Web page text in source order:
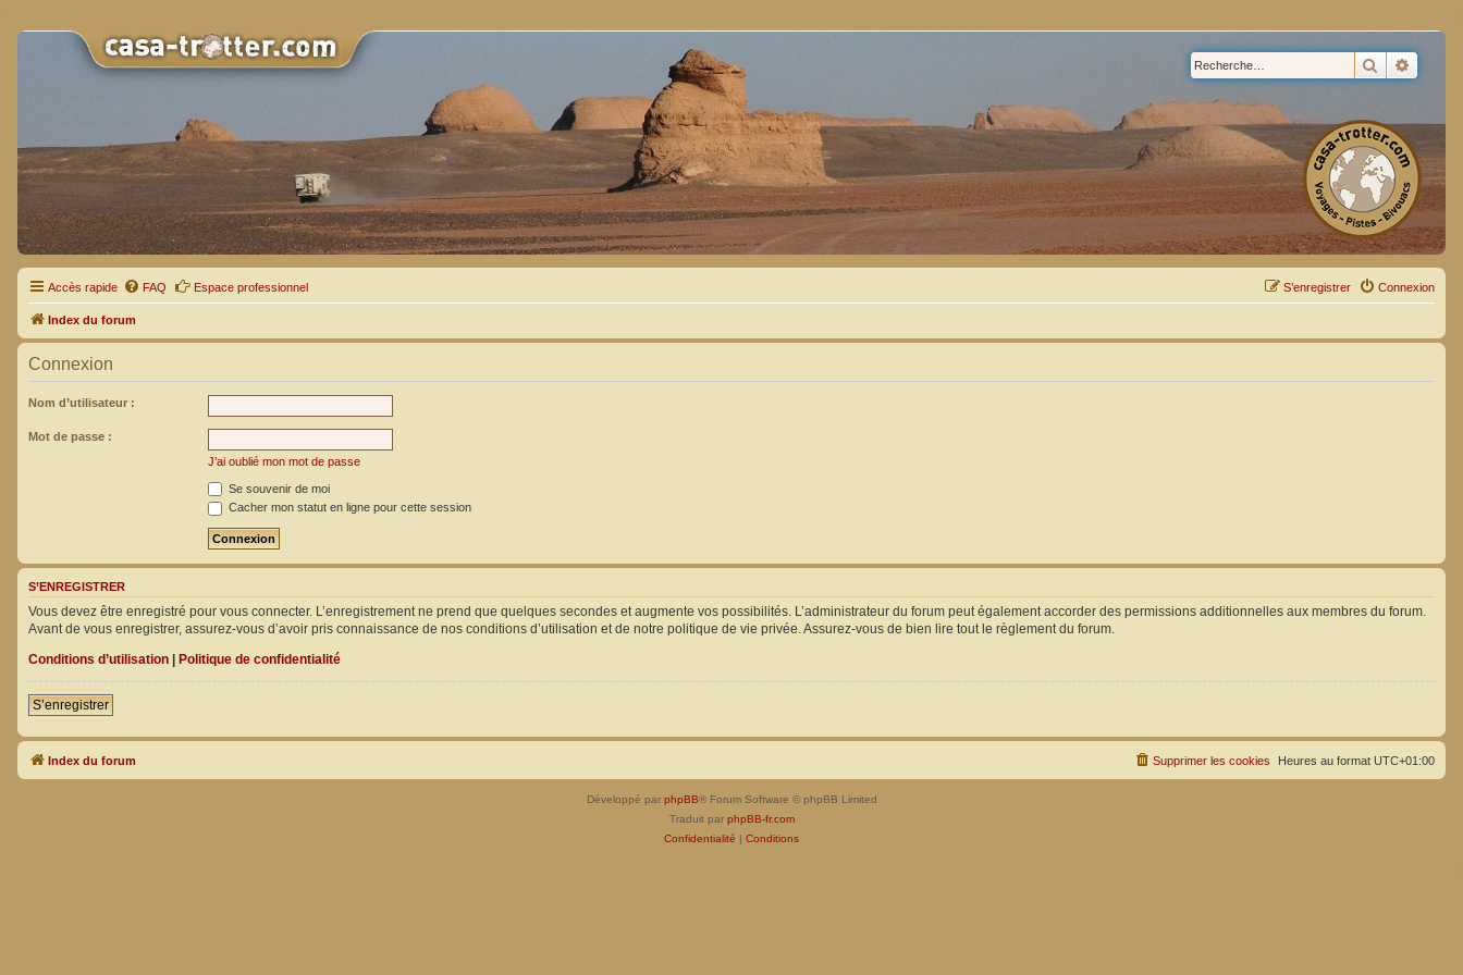
Rechercher
Accès rapide FAQ Espace professionnel Connexion
S’enregistrer
Index du forum
Connexion
Nom d’utilisateur :
Mot de passe :
J’ai oublié mon mot de passe
Se souvenir de moi
Cacher mon statut en ligne pour cette session
S’ENREGISTRER
Vous devez être enregistré pour vous connecter. L’enregistrement ne prend que quelques secondes et augmente vos possibilités. L’administrateur du forum peut également accorder des permissions additionnelles aux membres du forum.
Avant de vous enregistrer, assurez-vous d’avoir pris connaissance de nos conditions d’utilisation et de notre politique de vie privée. Assurez-vous de bien lire tout le règlement du forum.
Conditions d’utilisation
Politique de confidentialité
S’enregistrer
Index du forum Heures au format UTC+01:00
Supprimer les cookies
Développé par phpBB® Forum Software © phpBB Limited
Traduit par phpBB-fr.com
Confidentialité | Conditions